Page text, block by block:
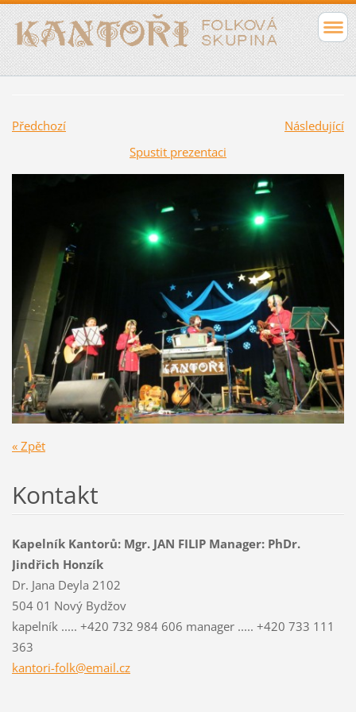
Předchozí
Následující
Spustit prezentaci
« Zpět
Kontakt
Kapelník Kantorů: Mgr. JAN FILIP Manager: PhDr.
Jindřich Honzík
Dr. Jana Deyla 2102
504 01 Nový Bydžov
kapelník ..... +420 732 984 606 manager ..... +420 733 111
363
kantori-folk@email.cz